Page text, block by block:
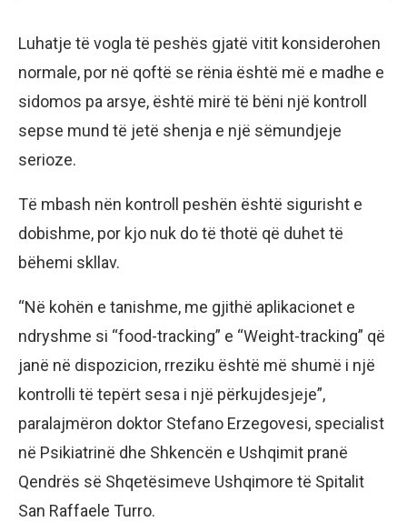
Luhatje tё vogla tё peshёs gjatё vitit konsiderohen
normale, por nё qoftё se rёnia ёshtё mё e madhe e
sidomos pa arsye, ёshtё mirё tё bёni njё kontroll
sepse mund tё jetё shenja e njё sёmundjeje
serioze.
Tё mbash nёn kontroll peshёn ёshtё sigurisht e
dobishme, por kjo nuk do tё thotё qё duhet tё
bёhemi skllav.
“Nё kohёn e tanishme, me gjithё aplikacionet e
ndryshme si “food-tracking” e “Weight-tracking” qё
janё nё dispozicion, rreziku ёshtё mё shumё i njё
kontrolli tё tepёrt sesa i njё pёrkujdesjeje”,
paralajmёron doktor Stefano Erzegovesi, specialist
nё Psikiatrinё dhe Shkencёn e Ushqimit pranё
Qendrёs sё Shqetёsimeve Ushqimore tё Spitalit
San Raffaele Turro.